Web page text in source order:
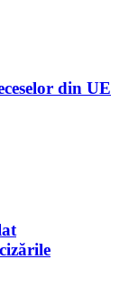
din UE